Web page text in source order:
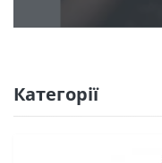
Категорії